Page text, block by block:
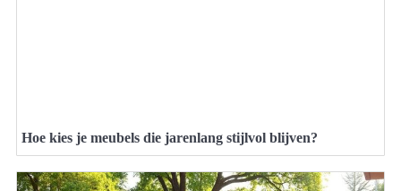
Hoe kies je meubels die jarenlang stijlvol blijven?